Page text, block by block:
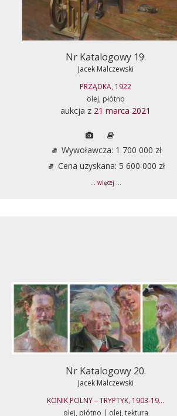
Nr Katalogowy 19.
Jacek Malczewski
PRZĄDKA, 1922
olej, płótno
aukcja z 21 marca 2021
Wywoławcza: 1 700 000 zł
Cena uzyskana: 5 600 000 zł
... więcej ...
Nr Katalogowy 20.
Jacek Malczewski
KONIK POLNY – TRYPTYK, 1903-19...
olej, płótno | olej, tektura